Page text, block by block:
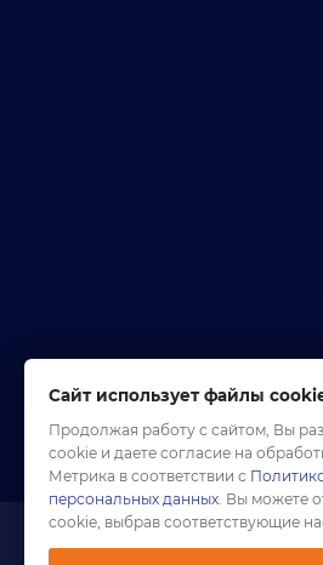
Сайт использует файлы
Продолжая работу с сайтом, Вы
cookie и даете согласие на
Метрика в соответствии с
персональных данных. Вы можете
cookie, выбрав соответствующие